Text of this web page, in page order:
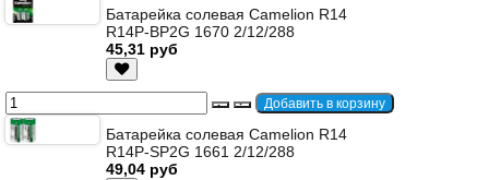
Батарейка солевая Camelion R14
R14P-BP2G 1670 2/12/288
45,31 руб
Батарейка солевая Camelion R14
R14P-SP2G 1661 2/12/288
49,04 руб